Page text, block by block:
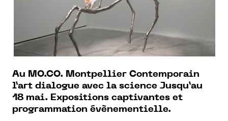
Au MO.CO. Montpellier Contemporain
l’art dialogue avec la science Jusqu’au
18 mai. Expositions captivantes et
programmation évènementielle.